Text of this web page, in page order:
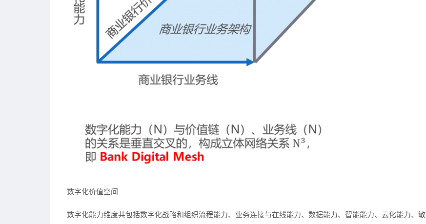
数字化价值空间
数字化能力维度共包括数字化战略和组织流程能力、业务连接与在线能力、数据能力、智能能力、云化能力、敏